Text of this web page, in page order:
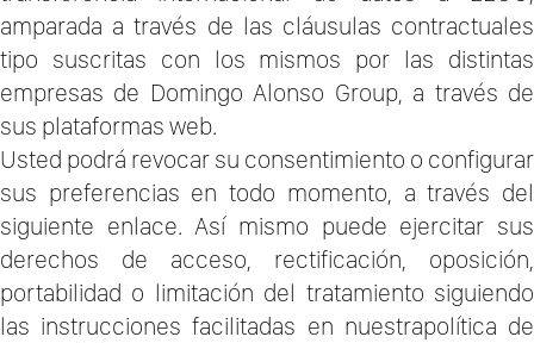
amparada a través de las cláusulas contractuales
tipo suscritas con los mismos por las distintas
empresas de Domingo Alonso Group, a través de
sus plataformas web.
Usted podrá revocar su consentimiento o configurar
sus preferencias en todo momento, a través del
siguiente enlace. Así mismo puede ejercitar sus
derechos de acceso, rectificación, oposición,
portabilidad o limitación del tratamiento siguiendo
las instrucciones facilitadas en nuestrapolítica de